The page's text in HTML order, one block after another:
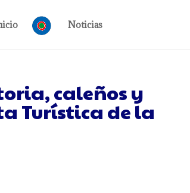
Noticias
caleños y
Turística de la